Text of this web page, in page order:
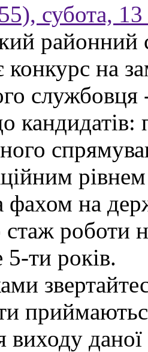
субота, 13
районний
на
службовця
кандидатів:
фахом на
стаж роботи
ти років.
виходу даної